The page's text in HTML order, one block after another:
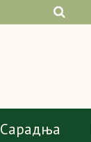
Сарадња